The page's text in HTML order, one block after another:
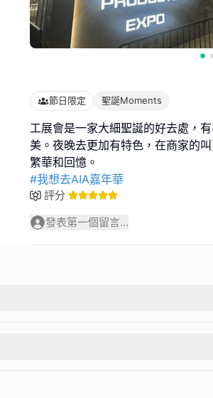
節日限定 聖誕Moments
工展會是一家大細聖誕的好去處，
美。夜晚去更加有特色，在商家的
#我想去AIA嘉年華
評分
發表第一個留言...